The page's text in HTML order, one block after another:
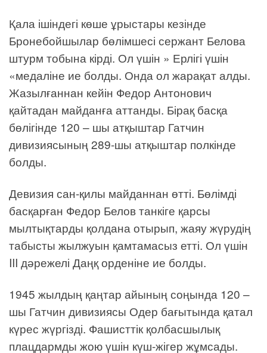
Қала ішіндегі көше ұрыстары кезінде
Бронебойшылар бөлімшесі сержант Белова
штурм тобына кірді. Ол үшін » Ерлігі үшін
«медаліне ие болды. Онда ол жарақат алды.
Жазылғаннан кейін Федор Антонович
қайтадан майданға аттанды. Бірақ басқа
бөлігінде 120 – шы атқыштар Гатчин
дивизиясының 289-шы атқыштар полкінде
болды.
Девизия сан-қилы майданнан өтті. Бөлімді
басқарған Федор Белов танкіге қарсы
мылтықтарды қолдана отырып, жаяу жүрудің
табысты жылжуын қамтамасыз етті. Ол үшін
III дәрежелі Даңқ орденіне ие болды.
1945 жылдың қаңтар айының соңында 120 –
шы Гатчин дивизиясы Одер бағытында қатал
күрес жүргізді. Фашисттік қолбасшылық
плацдармды жою үшін күш-жігер жұмсады.